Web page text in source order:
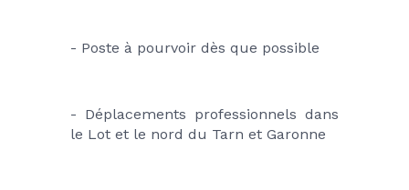
- Poste à pourvoir dès que possible
- Déplacements professionnels dans
le Lot et le nord du Tarn et Garonne